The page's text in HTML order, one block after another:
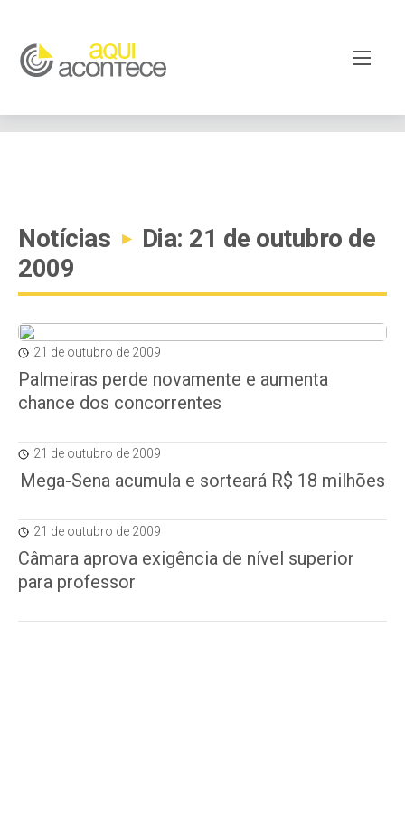
googleb82de9a22cec23e8.html
Notícias ▸
Dia: 21 de outubro de
2009
21 de outubro de 2009
Palmeiras perde novamente e aumenta
chance dos concorrentes
21 de outubro de 2009
Mega-Sena acumula e sorteará R$ 18 milhões
21 de outubro de 2009
Câmara aprova exigência de nível superior
para professor